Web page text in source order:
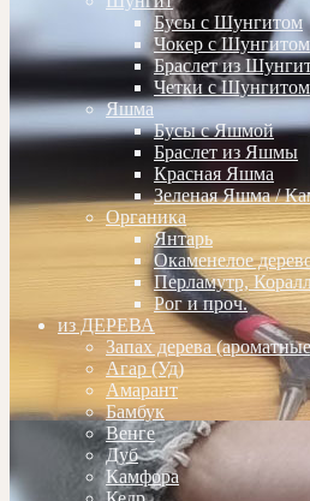
Бусы с Шунгитом
Чокер с Шунгитом
Браслет из
Четки с Шунгитом
Яшма
Бусы с Яшмой
Браслет из Яшмы
Красная Яшма
Зеленая Яшма /
Органика
Янтарь
Окаменелое
Перламутр,
Рог и проч.
из ДЕРЕВА
Запах дерева
Агар (Уд)
Амарант
Бамбук
Венге
Дуб
Камфора